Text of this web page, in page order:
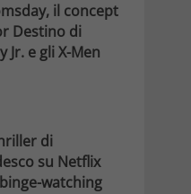
il concept
Destino di
Jr. e gli X-Men
di
su Netflix
watching